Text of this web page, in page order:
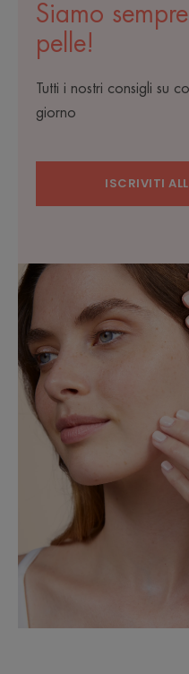
Siamo
pelle!
Tutti i nostri consigli su
giorno
ISCRIVITI